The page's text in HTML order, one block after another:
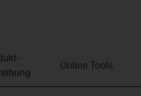
Online Tools